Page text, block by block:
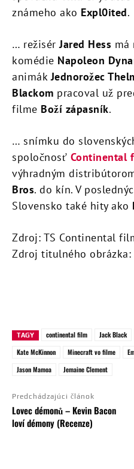
známeho ako Expl0ited.
… režisérJared Hess má
komédie Napoleon
animákJednorožec
Blackom pracoval už
filme Boží zápasník.
… snímku do
spoločnosť Continental
výhradným
Bros. do kín. V
Slovensko také hity ako
Zdroj: TS Continental
Zdroj titulného
TAGY continental film Jack Black
Kate McKinnon
Minecraft vo filme
Jason Mamoa
Jemaine Clement
Predchádzajúci článok
Lovec démonů – Kevin Bacon
loví démony (Recenze)